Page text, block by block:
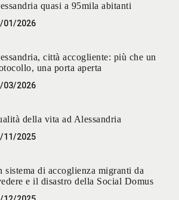
quasi a 95mila abitanti
01/2026
città accogliente: più che un
una porta aperta
03/2026
della vita ad Alessandria
11/2025
sistema di accoglienza migranti da
e il disastro della Social Domus